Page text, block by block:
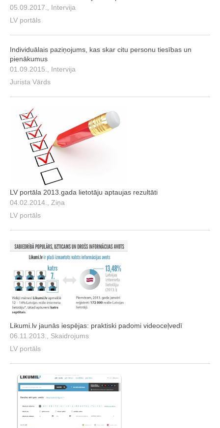
05.09.2017., Intervija
LV portāls
Individuālais paziņojums, kas skar citu personu tiesības un
pienākumus
01.09.2015., Intervija
Jurista Vārds
LV portāla 2013.gada lietotāju aptaujas rezultāti
04.02.2014., Ziņa
LV portāls
Likumi.lv jaunās iespējas: praktiski padomi videoceļvedī
06.11.2013., Skaidrojums
LV portāls